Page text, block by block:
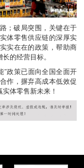
；破局突围，关键在于
体零售供应链的深厚实
实在在的政策，帮助商
的经营目标。
政策已面向全国全面开
作，摒弃高成本低效促
体零售新未来！